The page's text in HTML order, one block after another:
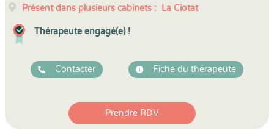
Présent dans plusieurs cabinets : La Ciotat
Thérapeute engagé(e) !
Contacter Fiche du thérapeute
Prendre RDV